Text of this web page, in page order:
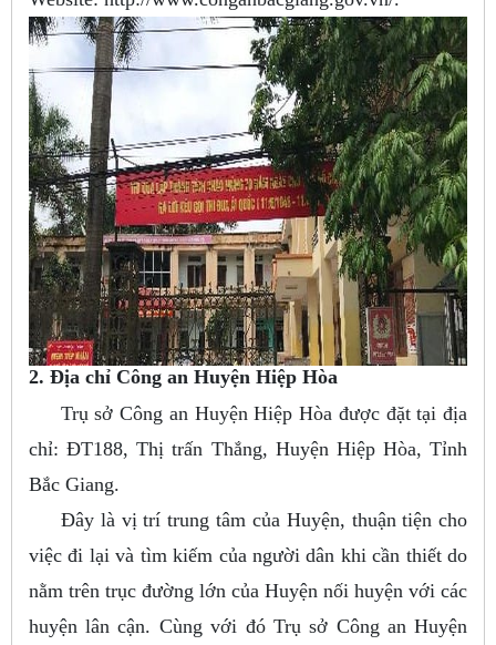
2. Địa chỉ Công an Huyện Hiệp Hòa
Trụ sở Công an Huyện Hiệp Hòa được đặt tại địa
chỉ: ĐT188, Thị trấn Thắng, Huyện Hiệp Hòa, Tỉnh
Bắc Giang.
Đây là vị trí trung tâm của Huyện, thuận tiện cho
việc đi lại và tìm kiếm của người dân khi cần thiết do
nằm trên trục đường lớn của Huyện nối huyện với các
huyện lân cận. Cùng với đó Trụ sở Công an Huyện